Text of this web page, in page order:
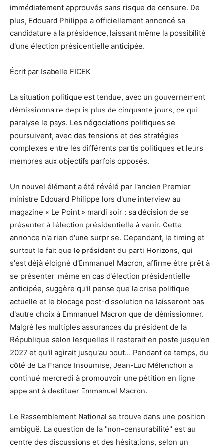
immédiatement approuvés sans risque de censure. De
plus, Edouard Philippe a officiellement annoncé sa
candidature à la présidence, laissant même la possibilité
d'une élection présidentielle anticipée.
Écrit par Isabelle FICEK
La situation politique est tendue, avec un gouvernement
démissionnaire depuis plus de cinquante jours, ce qui
paralyse le pays. Les négociations politiques se
poursuivent, avec des tensions et des stratégies
complexes entre les différents partis politiques et leurs
membres aux objectifs parfois opposés.
Un nouvel élément a été révélé par l'ancien Premier
ministre Edouard Philippe lors d'une interview au
magazine « Le Point » mardi soir : sa décision de se
présenter à l'élection présidentielle à venir. Cette
annonce n'a rien d'une surprise. Cependant, le timing et
surtout le fait que le président du parti Horizons, qui
s'est déjà éloigné d'Emmanuel Macron, affirme être prêt à
se présenter, même en cas d'élection présidentielle
anticipée, suggère qu'il pense que la crise politique
actuelle et le blocage post-dissolution ne laisseront pas
d'autre choix à Emmanuel Macron que de démissionner.
Malgré les multiples assurances du président de la
République selon lesquelles il resterait en poste jusqu'en
2027 et qu'il agirait jusqu'au bout… Pendant ce temps, du
côté de La France Insoumise, Jean-Luc Mélenchon a
continué mercredi à promouvoir une pétition en ligne
appelant à destituer Emmanuel Macron.
Le Rassemblement National se trouve dans une position
ambiguë. La question de la "non-censurabilité" est au
centre des discussions et des hésitations, selon un